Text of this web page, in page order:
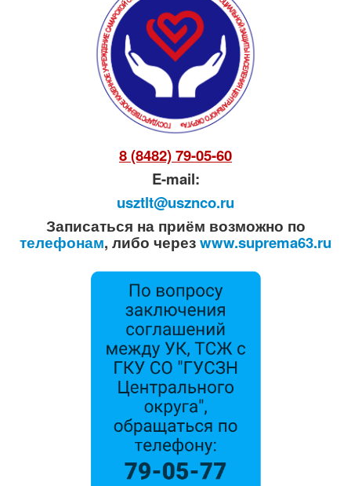
8 (8482) 79-05-60
E-mail:
usztlt@usznco.ru
Записаться на приём возможно по
телефонам, либо черезwww.suprema63.ru